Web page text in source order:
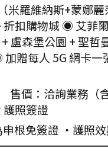
羅維納斯+蒙娜
扣購物城 ◉ 艾菲
盧森堡公園 + 聖哲
贈每人 5G 網卡一
業務（含機場
簽證
・護照效期 6